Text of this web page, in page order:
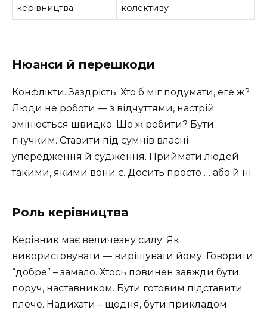
керівництва
колективу
Нюанси й перешкоди
Конфлікти. Заздрість. Хто б міг подумати, еге ж?
Люди не роботи — з відчуттями, настрій
змінюється швидко. Що ж робити? Бути
гнучким. Ставити під сумнів власні
упередження й судження. Приймати людей
такими, якими вони є. Досить просто … або й ні.
Роль керівництва
Керівник має величезну силу. Як
використовувати — вирішувати йому. Говорити
“добре” – замало. Хтось повинен завжди бути
поруч, наставником. Бути готовим підставити
плече. Надихати – щодня, бути прикладом.